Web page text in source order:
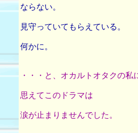
ならない。
見守っていてもらえている。
何かに。
・・・と、オカルトオタクの私
思えてこのドラマは
涙が止まりませんでした。